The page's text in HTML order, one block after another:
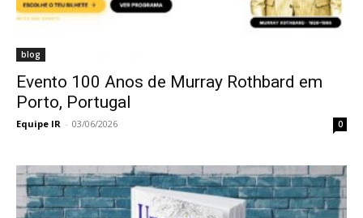
blog
Evento 100 Anos de Murray Rothbard em
Porto, Portugal
Equipe IR - 03/06/2026 0